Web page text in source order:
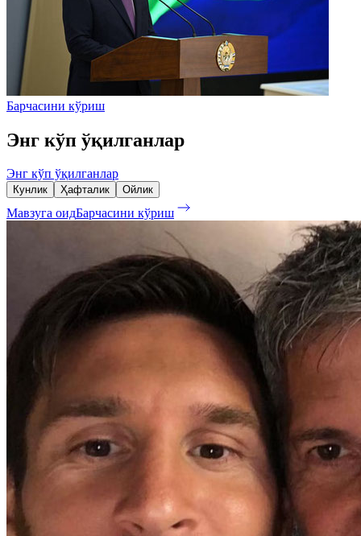
Барчасини кўриш
Энг кўп ўқилганлар
Энг кўп ўқилганлар
Кунлик Ҳафталик Ойлик
Мавзуга оидБарчасини кўриш